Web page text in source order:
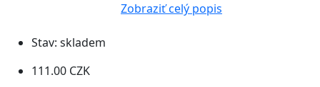
Zobraziť celý popis
Stav: skladem
111.00 CZK